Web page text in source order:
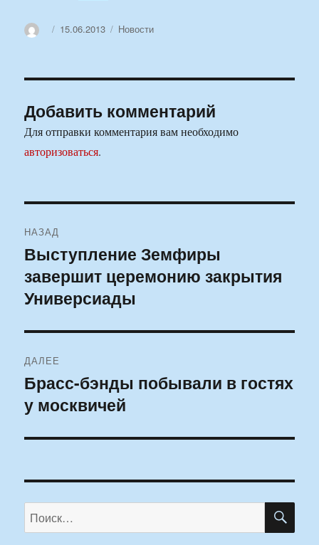
АвторОпубликовано
15.06.2013 Рубрики
Новости
Добавить комментарий
Для отправки комментария вам необходимо
авторизоваться.
по
записям
НАЗАД
Предыдущая
запись:
Выступление Земфиры
завершит церемонию закрытия
Универсиады
ДАЛЕЕ
Следующая
запись:
Брасс-бэнды побывали в гостях
у москвичей
Искать: